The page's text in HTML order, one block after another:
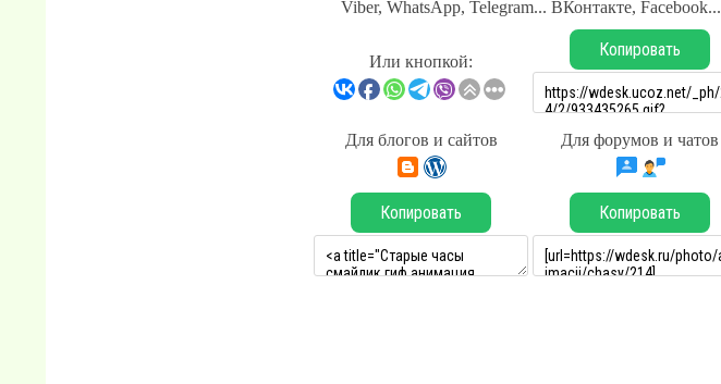
Viber, WhatsApp, Telegram... ВКонтакте, Facebook...
Или кнопкой:
Копировать
Для блогов и сайтов Для форумов и чатов
Копировать Копировать